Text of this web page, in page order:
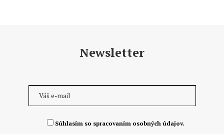
Newsletter
Súhlasím so spracovaním osobných údajov.